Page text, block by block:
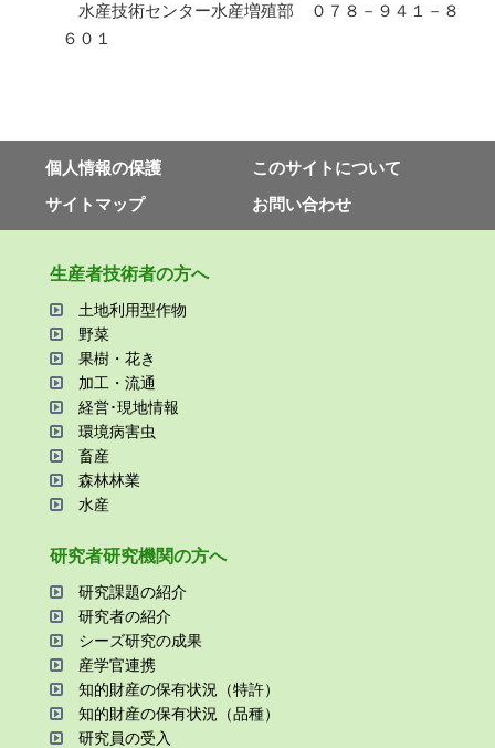
水産技術センター水産増殖部 ０７８－９４１－８
６０１
個⼈情報の保護
このサイトについて
サイトマップ
お問い合わせ
⽣産者技術者の⽅へ
⼟地利⽤型作物
野菜
果樹・花き
加⼯・流通
経営･現地情報
環境病害⾍
畜産
森林林業
⽔産
研究者研究機関の⽅へ
研究課題の紹介
研究者の紹介
シーズ研究の成果
産学官連携
知的財産の保有状況（特許）
知的財産の保有状況（品種）
研究員の受⼊